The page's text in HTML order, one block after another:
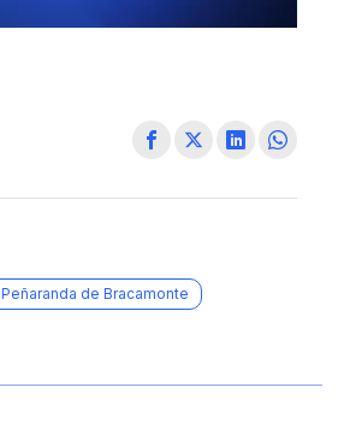
Peñaranda de Bracamonte